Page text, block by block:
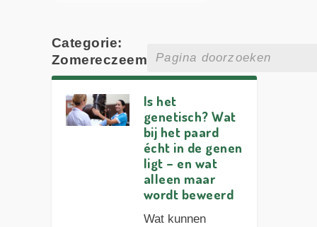
Categorie:
Zomereczeem
Is het
genetisch? Wat
bij het paard
écht in de genen
ligt – en wat
alleen maar
wordt beweerd
Wat kunnen